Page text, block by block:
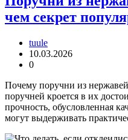
чем секрет
tuule
10.03.2026
0
Почему поручни из
поручней кроется в их
прочность, обусловленная
могут выдерживать